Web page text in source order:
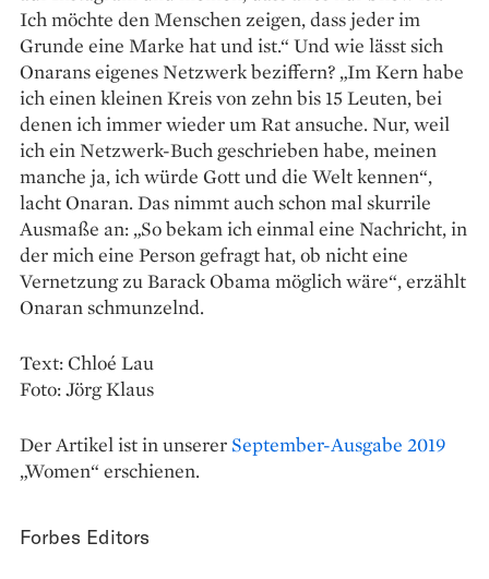
Ich ­möchte den Menschen zeigen, dass jeder im
Grunde eine Marke hat und ist.“ Und wie lässt sich
Onarans eigenes Netzwerk beziffern? „Im Kern habe
ich einen kleinen Kreis von zehn bis 15 Leuten, bei
denen ich immer wieder um Rat ansuche. Nur, weil
ich ein Netzwerk-Buch geschrieben habe, meinen
manche ja, ich ­würde Gott und die Welt kennen“,
lacht Onaran. Das nimmt auch schon mal skurrile
Ausmaße an: „So bekam ich einmal eine Nachricht, in
der mich eine Person gefragt hat, ob nicht eine
Vernetzung zu Barack Obama möglich wäre“, erzählt
Onaran schmunzelnd.
Text: Chloé Lau
Foto: Jörg Klaus
Der Artikel ist in unserer September-Ausgabe 2019
„Women“ erschienen.
Forbes Editors